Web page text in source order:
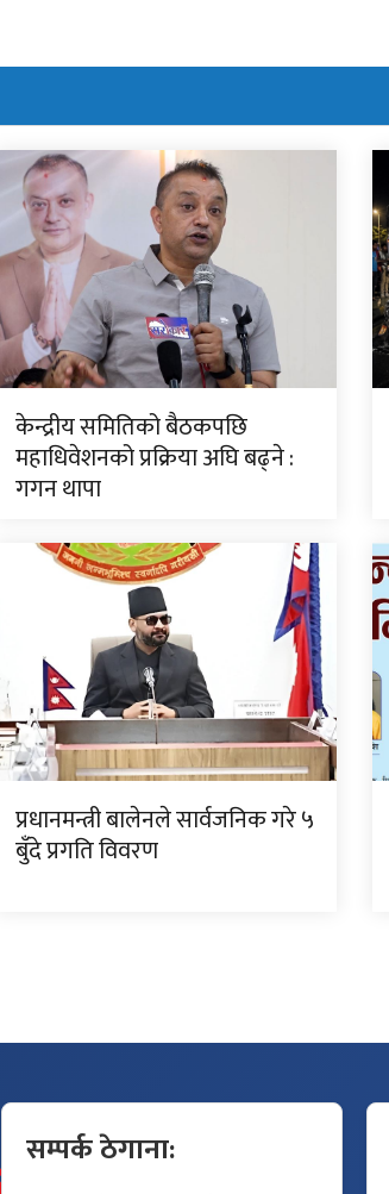
केन्द्रीय समितिको बैठकपछि
महाधिवेशनको प्रक्रिया अघि बढ्ने :
गगन थापा
प्रधानमन्त्री बालेनले सार्वजनिक गरे ५
बुँदे प्रगति विवरण
सम्पर्क ठेगाना: